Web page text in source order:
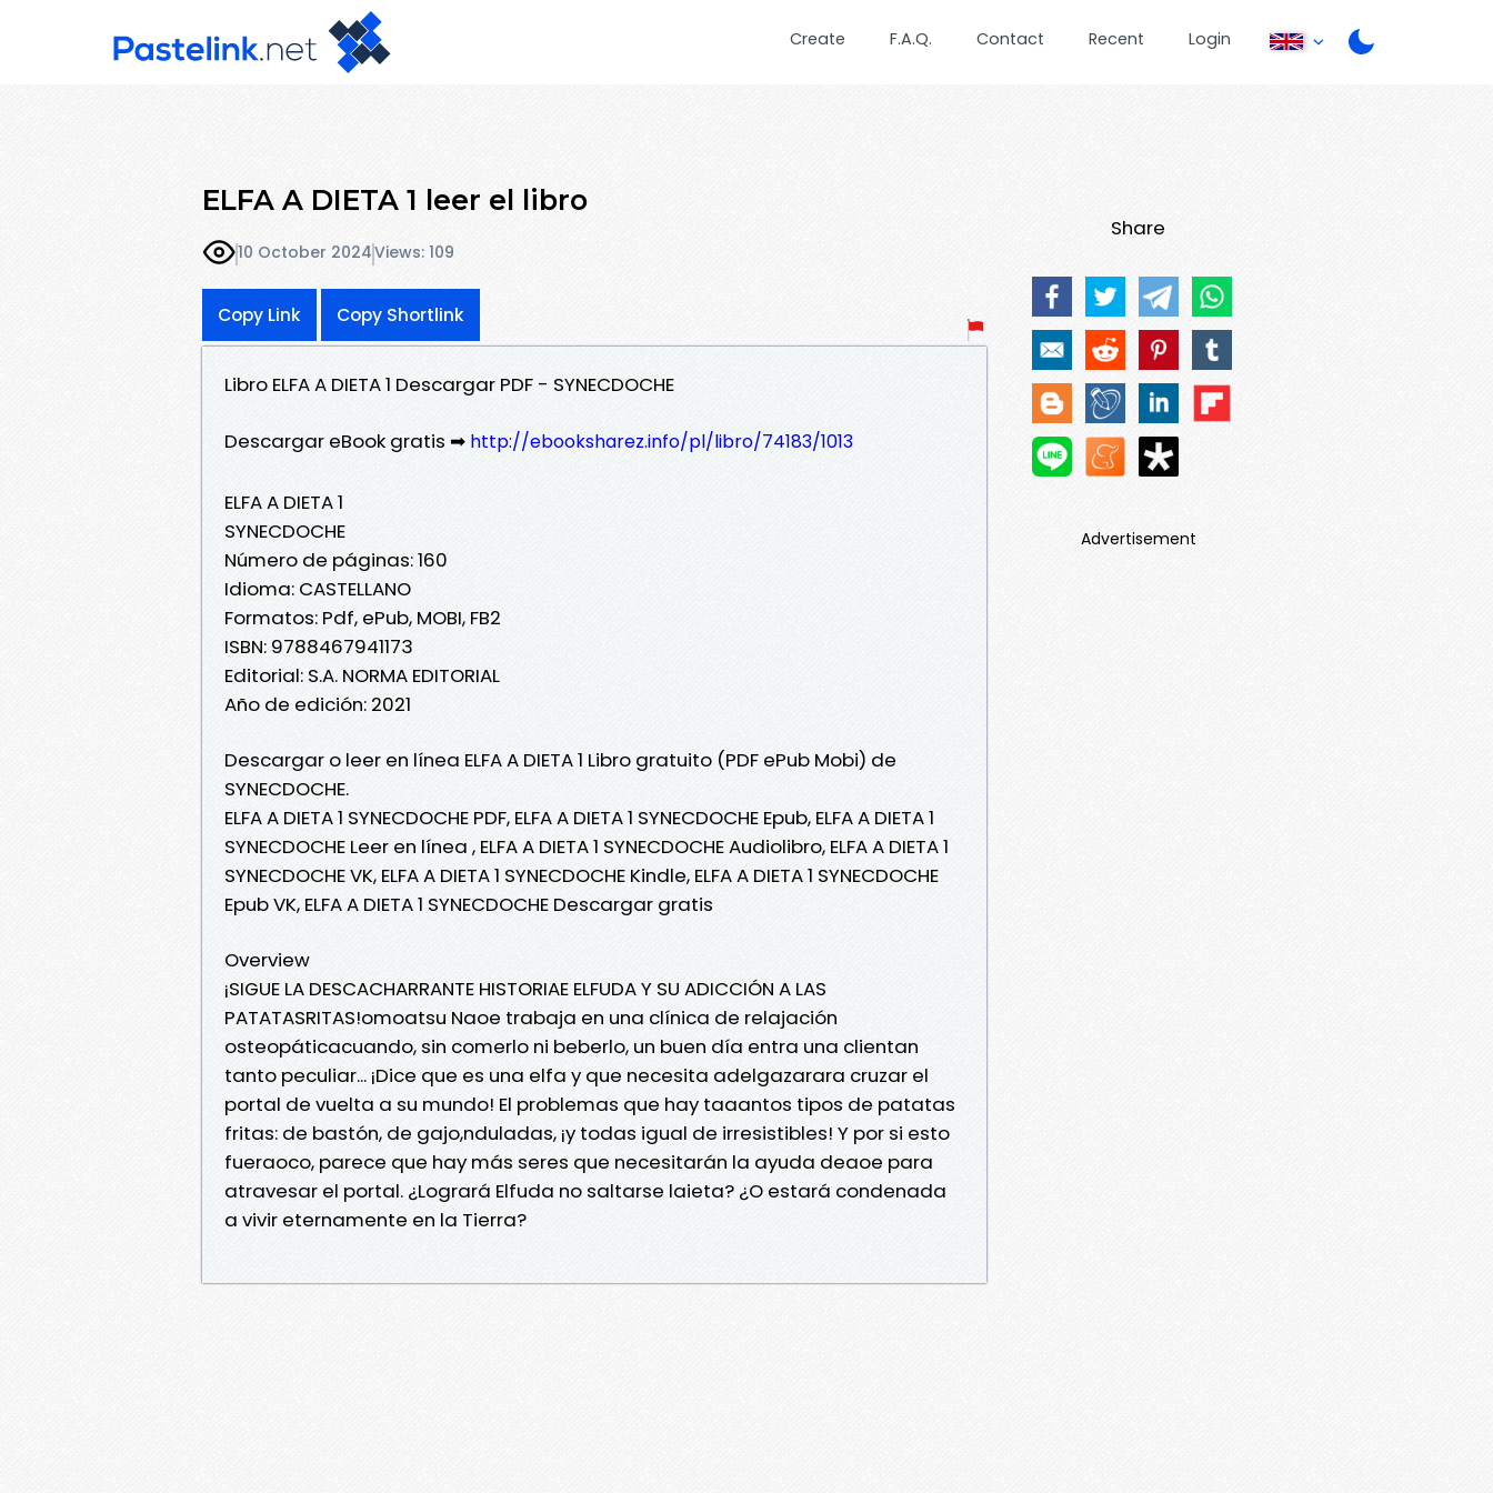
Create F.A.Q. Contact Recent Login
ELFA A DIETA 1 leer el libro
10 October 2024Views: 109
Copy Link Copy Shortlink
Libro ELFA A DIETA 1 Descargar PDF - SYNECDOCHE
Descargar eBook gratis ➡ http://ebooksharez.info/pl/libro/74183/1013
ELFA A DIETA 1
SYNECDOCHE
Número de páginas: 160
Idioma: CASTELLANO
Formatos: Pdf, ePub, MOBI, FB2
ISBN: 9788467941173
Editorial: S.A. NORMA EDITORIAL
Año de edición: 2021
Descargar o leer en línea ELFA A DIETA 1 Libro gratuito (PDF ePub Mobi) de
SYNECDOCHE.
ELFA A DIETA 1 SYNECDOCHE PDF, ELFA A DIETA 1 SYNECDOCHE Epub, ELFA A DIETA 1
SYNECDOCHE Leer en línea , ELFA A DIETA 1 SYNECDOCHE Audiolibro, ELFA A DIETA 1
SYNECDOCHE VK, ELFA A DIETA 1 SYNECDOCHE Kindle, ELFA A DIETA 1 SYNECDOCHE
Epub VK, ELFA A DIETA 1 SYNECDOCHE Descargar gratis
Overview
¡SIGUE LA DESCACHARRANTE HISTORIAE ELFUDA Y SU ADICCIÓN A LAS
PATATASRITAS!omoatsu Naoe trabaja en una clínica de relajación
osteopáticacuando, sin comerlo ni beberlo, un buen día entra una clientan
tanto peculiar... ¡Dice que es una elfa y que necesita adelgazarara cruzar el
portal de vuelta a su mundo! El problemas que hay taaantos tipos de patatas
fritas: de bastón, de gajo,nduladas, ¡y todas igual de irresistibles! Y por si esto
fueraoco, parece que hay más seres que necesitarán la ayuda deaoe para
atravesar el portal. ¿Logrará Elfuda no saltarse laieta? ¿O estará condenada
a vivir eternamente en la Tierra?
Share
Advertisement